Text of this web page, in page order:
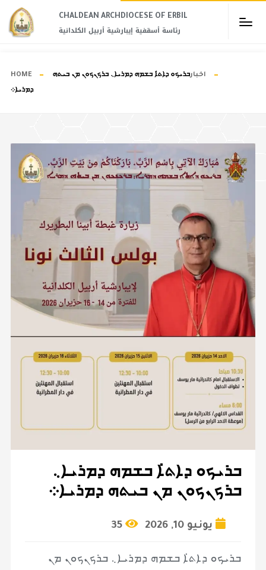
CHALDEAN ARCHDIOCESE OF ERBIL​
رئاسة أسقفية إيبارشية أربيل الكلدانية
HOME اخبارܒܪܝܟܘ ܕܐܬ̇ܐ ܒܫܡܗ ܕܡܪܝܐ܆ ܒܪܟܢܟܘܢ ܡܢ ܒܝܬܗ
ܕܡܪܝܐ܀
ܒܪܝܟܘ ܕܐܬ̇ܐ ܒܫܡܗ ܕܡܪܝܐ܆
ܒܪܟܢܟܘܢ ܡܢ ܒܝܬܗ ܕܡܪܝܐ܀
يونيو 10, 2026 35
ܒܪܝܟܘ ܕܐܬ̇ܐ ܒܫܡܗ ܕܡܪܝܐ܆ ܒܪܟܢܟܘܢ ܡܢ